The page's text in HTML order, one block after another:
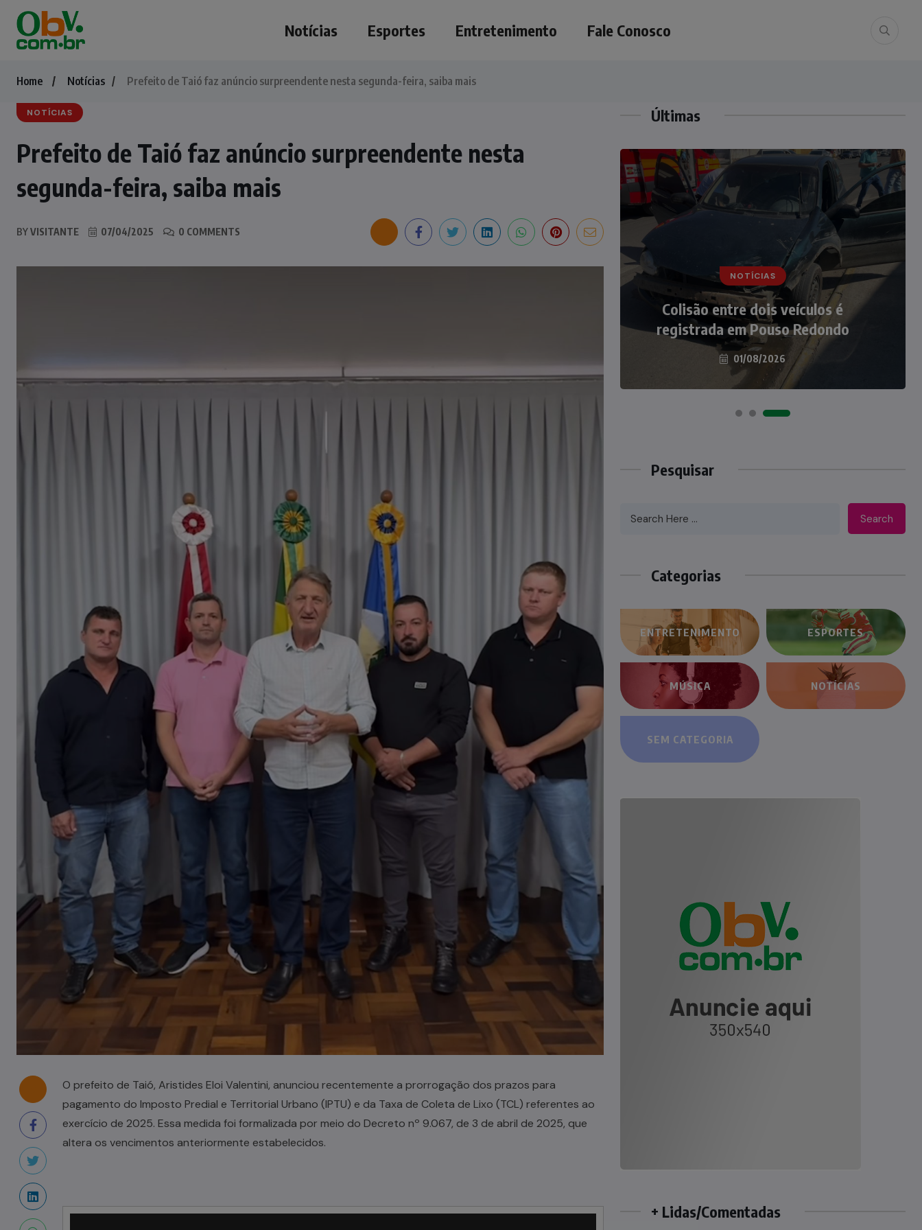
Notícias Esportes Entretenimento Fale Conosco
Home Notícias Prefeito de Taió faz anúncio surpreendente nesta segunda-feira, saiba mais
NOTÍCIAS
Prefeito de Taió faz anúncio surpreendente nesta
segunda-feira, saiba mais
BYVISITANTE 07/04/2025 0 COMMENTS
O prefeito de Taió, Aristides Eloi Valentini, anunciou recentemente a prorrogação dos prazos para
pagamento do Imposto Predial e Territorial Urbano (IPTU) e da Taxa de Coleta de Lixo (TCL) referentes ao
exercício de 2025. Essa medida foi formalizada por meio do Decreto nº 9.067, de 3 de abril de 2025, que
altera os vencimentos anteriormente estabelecidos.
Últimas
NOTÍCIAS
Colisão entre dois veículos é
registrada em Pouso Redondo
01/08/2026
NOTÍCIAS
Irmãos de 7 e 14 anos morrem
atropelados na BR-470 em Pouso
Redondo
04/08/2026
Pesquisar
Search
Categorias
ENTRETENIMENTO ESPORTES
MÚSICA NOTÍCIAS
SEM CATEGORIA
+ Lidas/Comentadas